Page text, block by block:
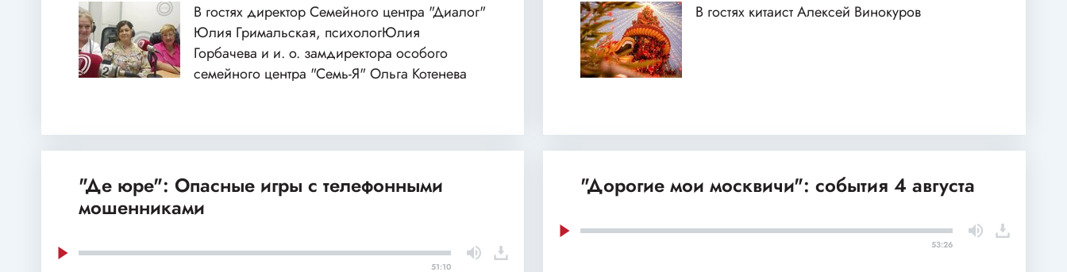
В гостях директор Семейного центра "Диалог"
Юлия Гримальская, психологЮлия
Горбачева и и. о. замдиректора особого
семейного центра "Семь-Я" Ольга Котенева
В гостях китаист Алексей Винокуров
"Де юре": Опасные игры с телефонными
мошенниками
51:10
"Дорогие мои москвичи": события 4 августа
53:26